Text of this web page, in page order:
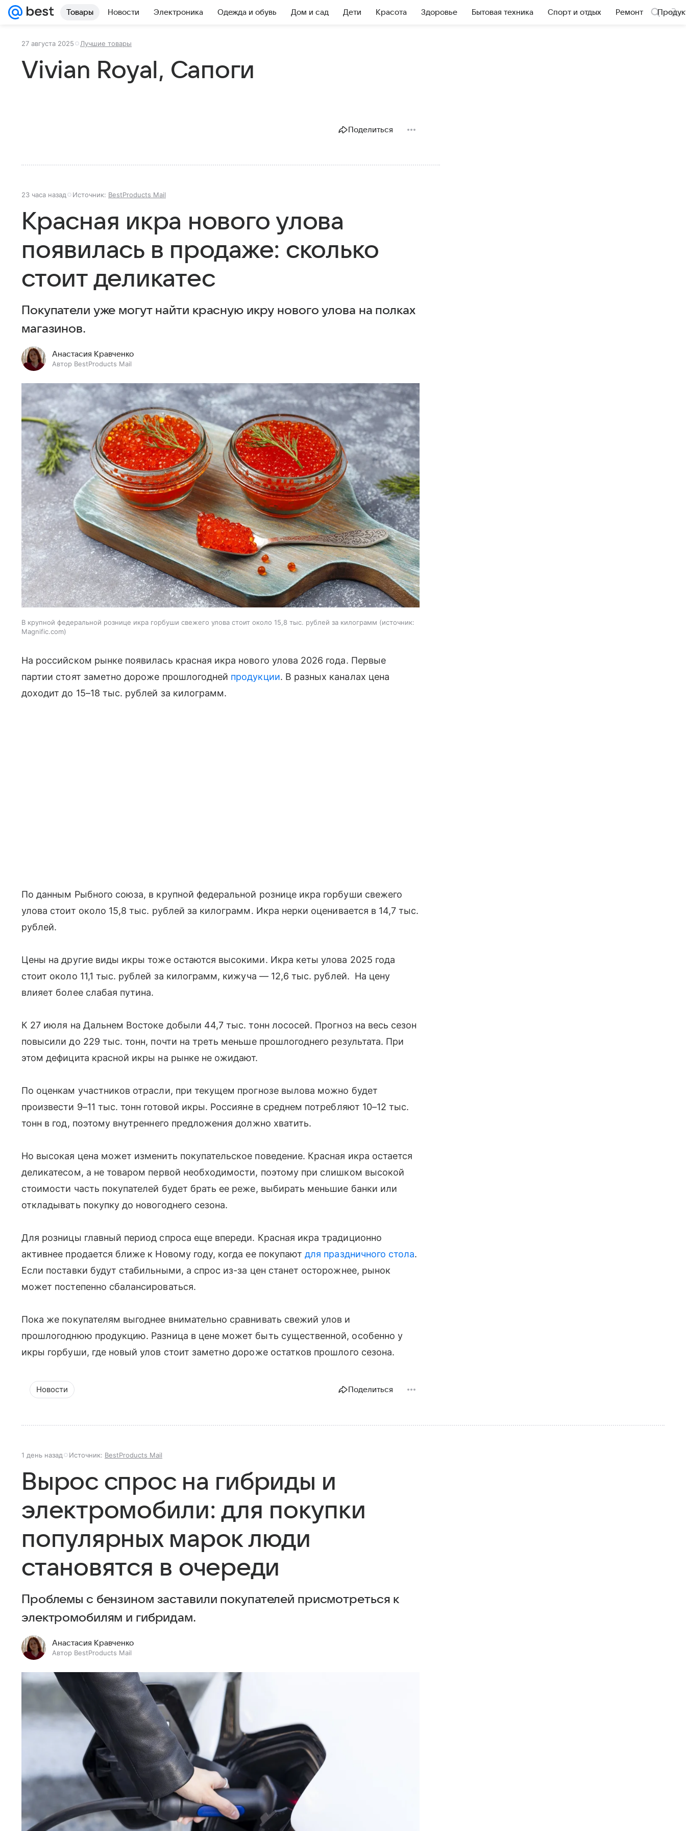
Товары Новости Электроника Одежда и обувь Дом и сад Дети Красота Здоровье Бытовая техника Спорт и отдых Ремонт
27 августа 2025 Лучшие товары
Vivian Royal, Сапоги
Поделиться
23 часа назад Источник: BestProducts Mail
Красная икра нового улова
появилась в продаже: сколько
стоит деликатес
Покупатели уже могут найти красную икру нового улова на полках
магазинов.
Анастасия Кравченко
Автор BestProducts Mail
В крупной федеральной рознице икра горбуши свежего улова стоит около 15,8 тыс. рублей за килограмм
источник:
Magnific.com
На российском рынке появилась красная икра нового улова 2026 года. Первые
партии стоят заметно дороже прошлогодней продукции. В разных каналах цена
доходит до 15–18 тыс. рублей за килограмм.
По данным Рыбного союза, в крупной федеральной рознице икра горбуши свежего
улова стоит около 15,8 тыс. рублей за килограмм. Икра нерки оценивается в 14,7 тыс.
рублей.
Цены на другие виды икры тоже остаются высокими. Икра кеты улова 2025 года
стоит около 11,1 тыс. рублей за килограмм, кижуча — 12,6 тыс. рублей. На цену
влияет более слабая путина.
К 27 июля на Дальнем Востоке добыли 44,7 тыс. тонн лососей. Прогноз на весь сезон
повысили до 229 тыс. тонн, почти на треть меньше прошлогоднего результата. При
этом дефицита красной икры на рынке не ожидают.
По оценкам участников отрасли, при текущем прогнозе вылова можно будет
произвести 9–11 тыс. тонн готовой икры. Россияне в среднем потребляют 10–12 тыс.
тонн в год, поэтому внутреннего предложения должно хватить.
Но высокая цена может изменить покупательское поведение. Красная икра остается
деликатесом, а не товаром первой необходимости, поэтому при слишком высокой
стоимости часть покупателей будет брать ее реже, выбирать меньшие банки или
откладывать покупку до новогоднего сезона.
Для розницы главный период спроса еще впереди. Красная икра традиционно
активнее продается ближе к Новому году, когда ее покупаютдля праздничного стола.
Если поставки будут стабильными, а спрос из-за цен станет осторожнее, рынок
может постепенно сбалансироваться.
Пока же покупателям выгоднее внимательно сравнивать свежий улов и
прошлогоднюю продукцию. Разница в цене может быть существенной, особенно у
икры горбуши, где новый улов стоит заметно дороже остатков прошлого сезона.
Новости Поделиться
1 день назад Источник: BestProducts Mail
Вырос спрос на гибриды и
электромобили: для покупки
популярных марок люди
становятся в очереди
Проблемы с бензином заставили покупателей присмотреться к
электромобилям и гибридам.
Анастасия Кравченко
Автор BestProducts Mail